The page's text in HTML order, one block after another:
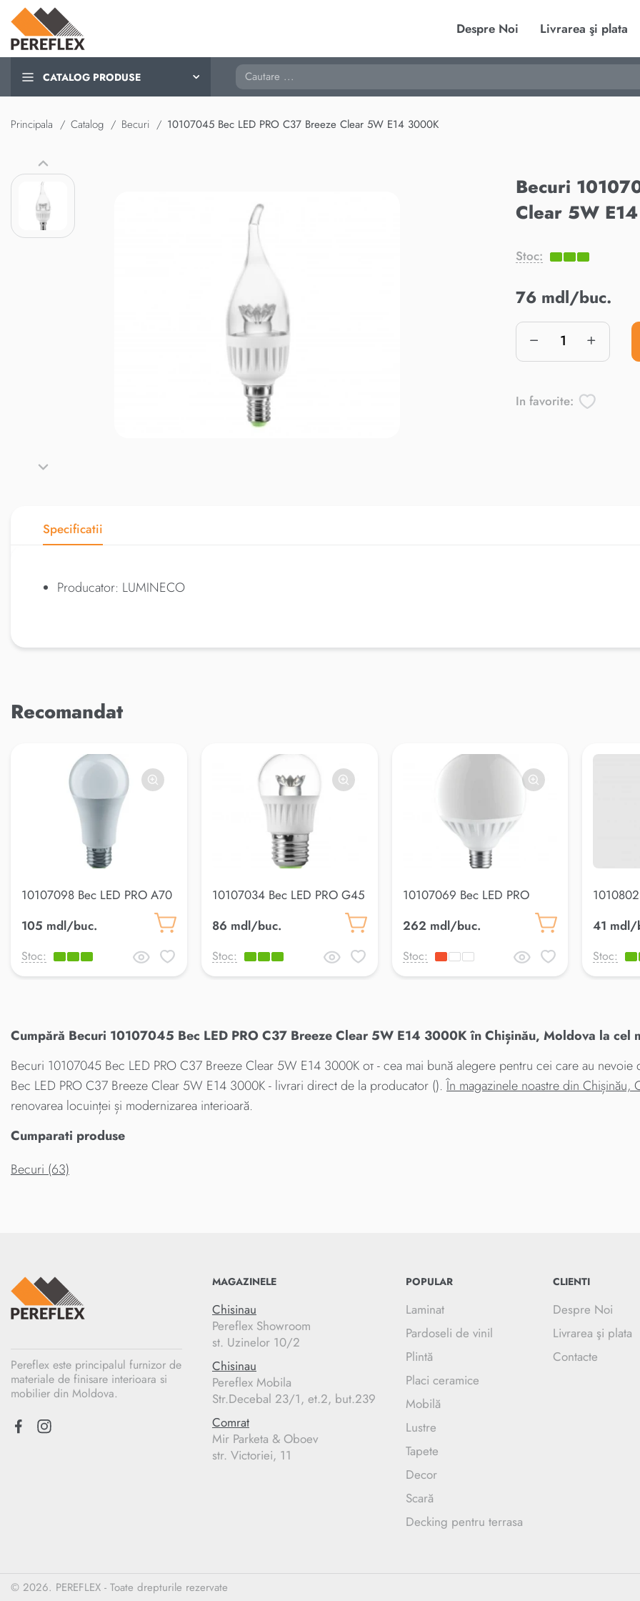
Despre Noi Livrarea şi plata
CATALOG PRODUSE Cautare
Principala Catalog Becuri 10107045 Bec LED PRO C37 Breeze Clear 5W E14 3000K
Becuri
Clear 5W
Stoc:
76 mdl/buc.
In favorite:
Specificatii
Producator: LUMINECO
Recomandat
10107098 Bec LED PRO A70
105 mdl/buc.
Stoc:
10107034 Bec LED PRO G45
86 mdl/buc.
Stoc:
10107069 Bec LED PRO
262 mdl/buc.
Stoc:
41 mdl/
Stoc:
Cumpără Becuri 10107045 Bec LED PRO C37 Breeze Clear 5W E14 3000K în Chișinău, Moldova la cel
Becuri 10107045 Bec LED PRO C37 Breeze Clear 5W E14 3000K от - cea mai bună alegere pentru cei care au
Bec LED PRO C37 Breeze Clear 5W E14 3000K - livrari direct de la producator ().În magazinele noastre din Chișinău,
renovarea locuinței și modernizarea interioară.
Cumparati produse
Becuri (63)
Pereflex este principalul furnizor de
materiale de finisare interioara si
mobilier din Moldova.
MAGAZINELE
Chisinau
Pereflex Showroom
st. Uzinelor 10/2
Chisinau
Pereflex Mobila
Str.Decebal 23/1, et.2, but.239
Comrat
Mir Parketa & Oboev
str. Victoriei, 11
POPULAR
Laminat
Pardoseli de vinil
Plintă
Placi ceramice
Mobilă
Lustre
Tapete
Decor
Scară
Decking pentru terrasa
CLIENTI
Despre Noi
Livrarea şi plata
Contacte
© 2026. PEREFLEX - Toate drepturile rezervate